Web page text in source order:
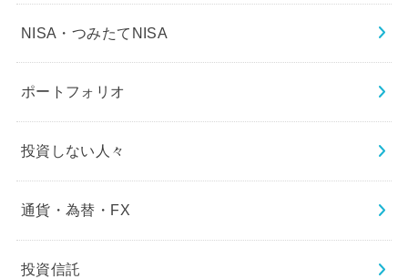
NISA・つみたてNISA
ポートフォリオ
投資しない人々
通貨・為替・FX
投資信託